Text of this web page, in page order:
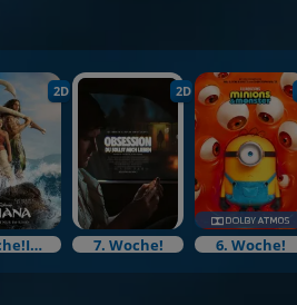
2D
5. Woche!Im Bundesstart
2D
7. Woche! 6. Woche!